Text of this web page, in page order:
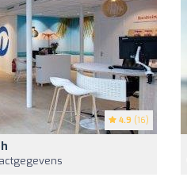
4.9 (16)